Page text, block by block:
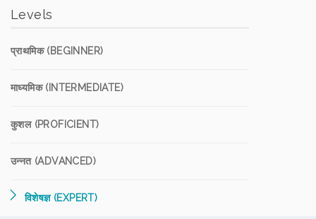
Levels
प्राथमिक (BEGINNER)
माध्यमिक (INTERMEDIATE)
कुशल (PROFICIENT)
उन्नत (ADVANCED)
विशेषज्ञ (EXPERT)